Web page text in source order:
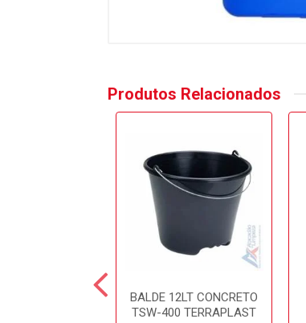
Produtos Relacionados
BALDE 12LT CONCRETO
TSW-400 TERRAPLAST